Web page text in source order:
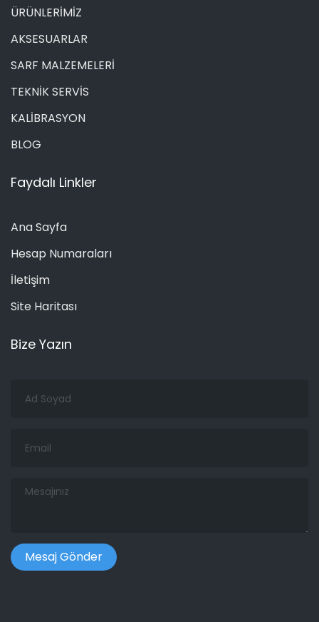
ÜRÜNLERİMİZ
AKSESUARLAR
SARF MALZEMELERİ
TEKNİK SERVİS
KALİBRASYON
BLOG
Faydalı Linkler
Ana Sayfa
Hesap Numaraları
İletişim
Site Haritası
Bize Yazın
Soyad
Mesajınız